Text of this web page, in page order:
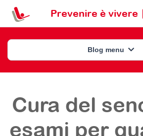
Prevenire è vivere
Blog menu
Cura del
esami per